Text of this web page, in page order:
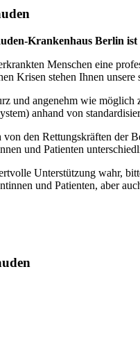
Krankenhaus Berlin
Menschen eine
Krisen stehen Ihnen
und angenehm wie
anhand von
den Rettungskräften der
und Patienten
Unterstützung wahr,
und Patienten, aber